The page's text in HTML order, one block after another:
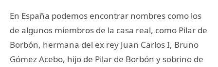
En España podemos encontrar nombres como los
de algunos miembros de la casa real, como Pilar de
Borbón, hermana del ex rey Juan Carlos I, Bruno
Gómez Acebo, hijo de Pilar de Borbón y sobrino de